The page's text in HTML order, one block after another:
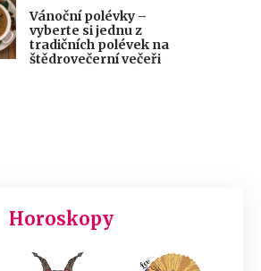
Vánoční polévky –
vyberte si jednu z
tradičních polévek na
štědrovečerní večeři
Horoskopy